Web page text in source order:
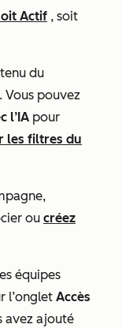
Actif , soit
du
. Vous pouvez
l’IA pour
les filtres du
ou créez
équipes
l’onglet Accès
avez ajouté